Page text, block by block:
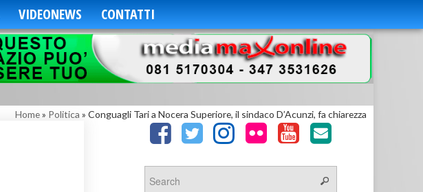
VIDEONEWS CONTATTI
Home» Politica » Conguagli Tari a Nocera Superiore, il sindaco D’Acunzi, fa chiarezza